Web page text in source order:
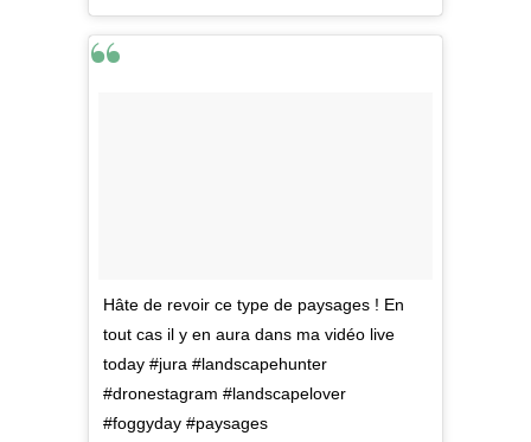
Hâte de revoir ce type de paysages ! En
tout cas il y en aura dans ma vidéo live
today #jura #landscapehunter
#dronestagram #landscapelover
#foggyday #paysages